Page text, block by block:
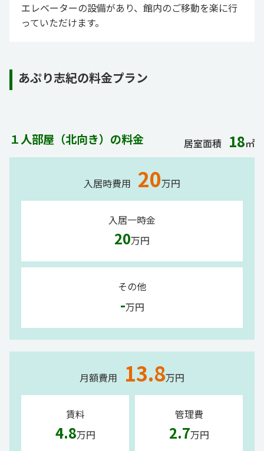
エレベーターの設備があり、館内のご移動を楽に行
っていただけます。
あぷり志紀の料金プラン
１人部屋（北向き）の料金 居室面積 18㎡
入居時費用 20万円
入居一時金
20万円
その他
-万円
月額費用 13.8万円
賃料
4.8万円
管理費
2.7万円